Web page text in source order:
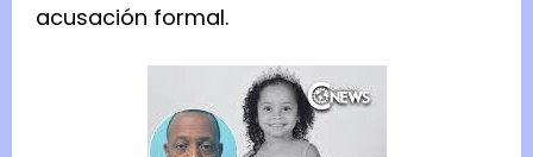
acusación formal.